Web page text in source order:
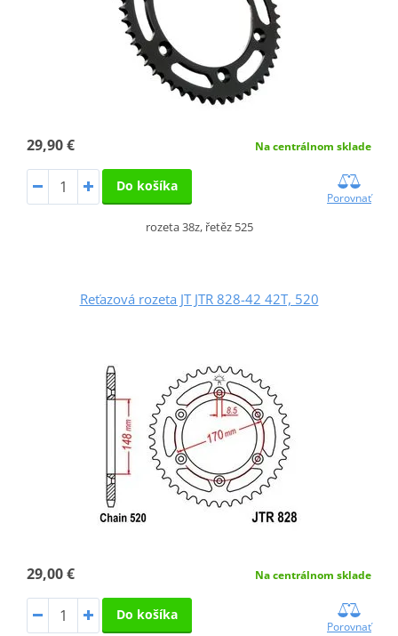
29,90 € Na centrálnom sklade
Do košíka
Porovnať
rozeta 38z, řetěz 525
Reťazová rozeta JT JTR 828-42 42T, 520
29,00 € Na centrálnom sklade
Do košíka
Porovnať